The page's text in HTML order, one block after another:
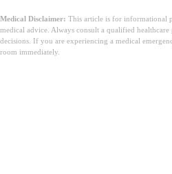
Medical Disclaimer: This article is for informational
medical advice. Always consult a qualified
decisions. If you are experiencing a medical
room immediately.